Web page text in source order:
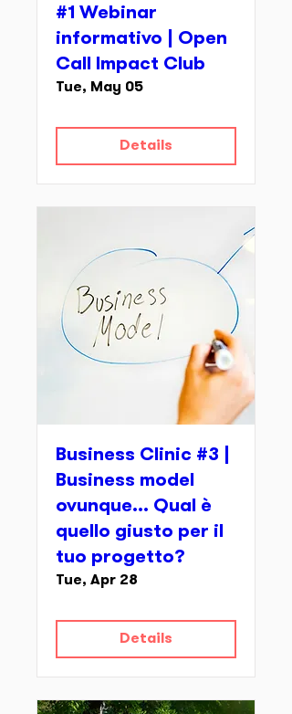
#1 Webinar
informativo | Open
Call Impact Club
Tue, May 05
Details
Business Clinic #3 |
Business model
ovunque... Qual è
quello giusto per il
tuo progetto?
Tue, Apr 28
Details